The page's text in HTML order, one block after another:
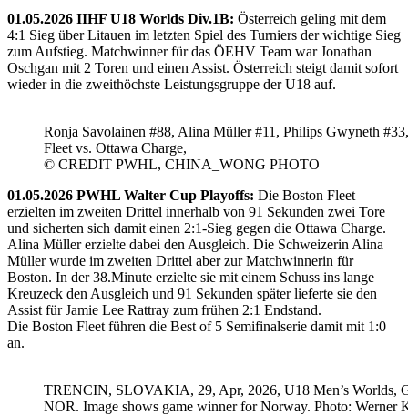
01.05.2026 IIHF U18 Worlds Div.1B: Österreich geling mit dem
4:1 Sieg über Litauen im letzten Spiel des Turniers der wichtige Sieg
zum Aufstieg. Matchwinner für das ÖEHV Team war Jonathan
Oschgan mit 2 Toren und einen Assist. Österreich steigt damit sofort
wieder in die zweithöchste Leistungsgruppe der U18 auf.
Ronja Savolainen #88, Alina Müller #11, Philips Gwyneth
Fleet vs. Ottawa Charge,
© CREDIT PWHL, CHINA_WONG PHOTO
01.05.2026 PWHL Walter Cup Playoffs: Die Boston Fleet
erzielten im zweiten Drittel innerhalb von 91 Sekunden zwei Tore
und sicherten sich damit einen 2:1-Sieg gegen die Ottawa Charge.
Alina Müller erzielte dabei den Ausgleich. Die Schweizerin Alina
Müller wurde im zweiten Drittel aber zur Matchwinnerin für
Boston. In der 38.Minute erzielte sie mit einem Schuss ins lange
Kreuzeck den Ausgleich und 91 Sekunden später lieferte sie den
Assist für Jamie Lee Rattray zum frühen 2:1 Endstand.
Die Boston Fleet führen die Best of 5 Semifinalserie damit mit 1:0
an.
TRENCIN, SLOVAKIA, 29, Apr, 2026, U18 Men’s Worlds,
NOR. Image shows game winner for Norway. Photo: Werner